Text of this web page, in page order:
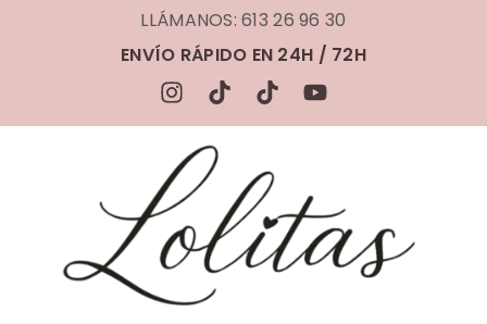
LLÁMANOS: 613 26 96 30
ENVÍO RÁPIDO EN 24H / 72H